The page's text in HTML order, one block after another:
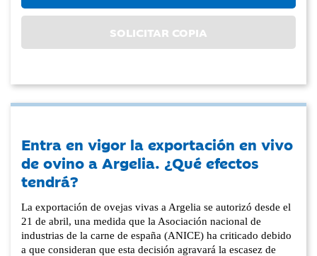
SOLICITAR COPIA
Entra en vigor la exportación en vivo
de ovino a Argelia. ¿Qué efectos
tendrá?
La exportación de ovejas vivas a Argelia se autorizó desde el
21 de abril, una medida que la Asociación nacional de
industrias de la carne de españa (ANICE) ha criticado debido
a que consideran que esta decisión agravará la escasez de